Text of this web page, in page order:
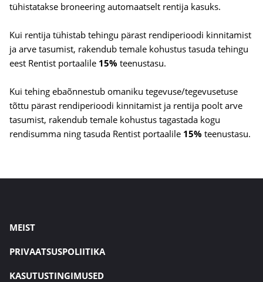
tühistatakse broneering automaatselt rentija kasuks.
Kui rentija tühistab tehingu pärast rendiperioodi kinnitamist
ja arve tasumist, rakendub temale kohustus tasuda tehingu
eest Rentist portaalile 15% teenustasu.
Kui tehing ebaõnnestub omaniku tegevuse/tegevusetuse
tõttu pärast rendiperioodi kinnitamist ja rentija poolt arve
tasumist, rakendub temale kohustus tagastada kogu
rendisumma ning tasuda Rentist portaalile 15% teenustasu.
MEIST
PRIVAATSUSPOLIITIKA
KASUTUSTINGIMUSED